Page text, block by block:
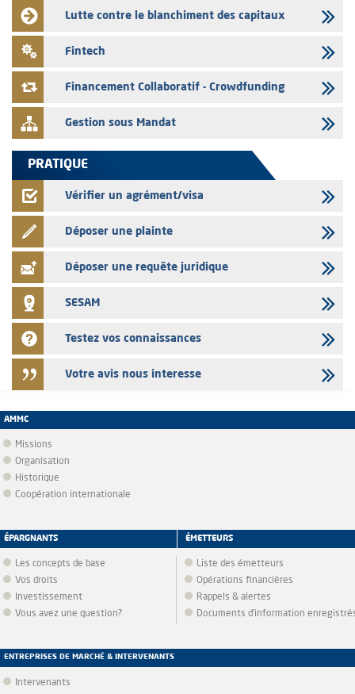
L' AMMC publie les indicateurs mensuels du marché des capitaux pour
le mois de Juin 2026
31/07/2026
L’AMMC met sur son site internet les publications réalisées par les
émetteurs du 30 au 31 juillet 2026
Lutte contre le blanchiment des capitaux
Fintech
Financement Collaboratif - Crowdfunding
Gestion sous Mandat
PRATIQUE
Vérifier un agrément/visa
Déposer une plainte
Déposer une requête juridique
SESAM
Testez vos connaissances
Votre avis nous interesse
AMMC
Missions
Organisation
Historique
Coopération internationale
ÉPARGNANTS
Les concepts de base
Vos droits
Investissement
Vous avez une question?
ÉMETTEURS
Liste des émetteurs
Opérations financières
Rappels & alertes
Documents d’information
ENTREPRISES DE MARCHÉ & INTERVENANTS
Intervenants